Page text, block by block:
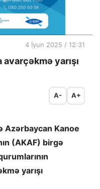
4 İyun 2025 / 12:31
avarçəkmə yarışı
A- A+
Azərbaycan Kanoe
(AKAF) birgə
yarışı